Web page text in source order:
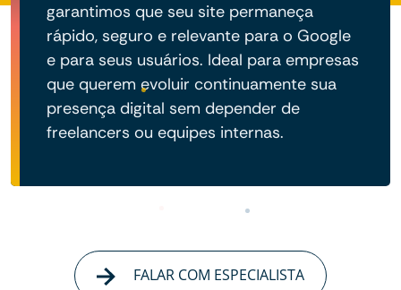
garantimos que seu site permaneça
rápido, seguro e relevante para o Google
e para seus usuários. Ideal para empresas
que querem evoluir continuamente sua
presença digital sem depender de
freelancers ou equipes internas.
FALAR COM ESPECIALISTA